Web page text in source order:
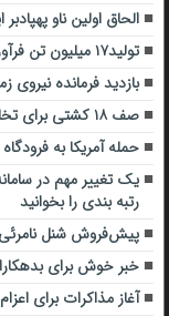
الحاق اولین ناو
تولید۱۷ میلیون تن فرآورده خام دامیردر کشور
بازدید فرمانده نیروی
صف ۱۸ کشتی برای تخلیه بار در بندر امام (ره)
حمله آمریکا به
یک تغییر مهم در
رتبه بندی را بخوانید
پیش‌فروش شنل
خبر خوش برای
آغاز مذاکرات برای